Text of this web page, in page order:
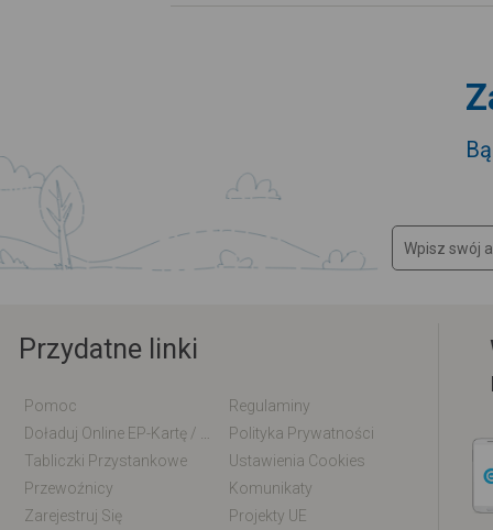
Przydatne linki
Pomoc
Regulaminy
Polityka Prywatności
Tabliczki Przystankowe
Ustawienia Cookies
Przewoźnicy
Komunikaty
Zarejestruj Się
Projekty UE